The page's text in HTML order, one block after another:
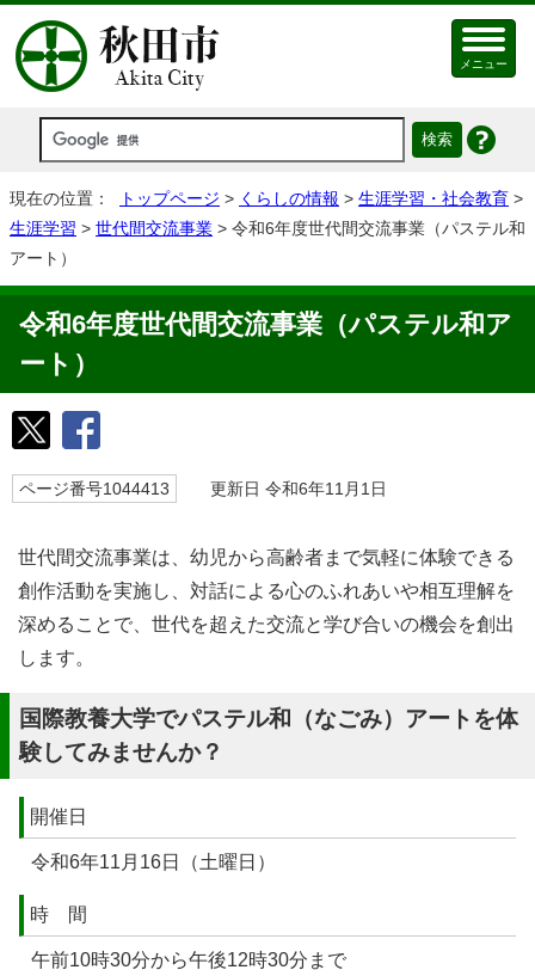
メニュー
現在の位置： トップページ > くらしの情報 > 生涯学習・社会教育 >
生涯学習 > 世代間交流事業 > 令和6年度世代間交流事業（パステル和
アート）
令和6年度世代間交流事業（パステル和ア
ート）
ページ番号1044413 更新日 令和6年11月1日
世代間交流事業は、幼児から高齢者まで気軽に体験できる
創作活動を実施し、対話による心のふれあいや相互理解を
深めることで、世代を超えた交流と学び合いの機会を創出
します。
国際教養大学でパステル和（なごみ）アートを体
験してみませんか？
開催日
令和6年11月16日（土曜日）
時 間
午前10時30分から午後12時30分まで